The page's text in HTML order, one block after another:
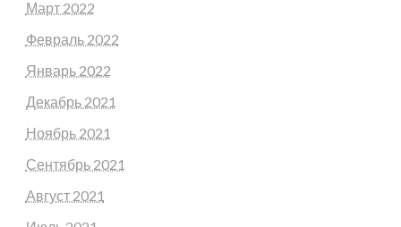
Март 2022
Февраль 2022
Январь 2022
Декабрь 2021
Ноябрь 2021
Сентябрь 2021
Август 2021